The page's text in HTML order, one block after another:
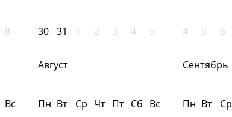
8 30 31 1 2 3 4 5 4 5 6
Вс
Август
Пн Вт Ср Чт Пт Сб Вс
Сентябрь
Пн Вт Ср